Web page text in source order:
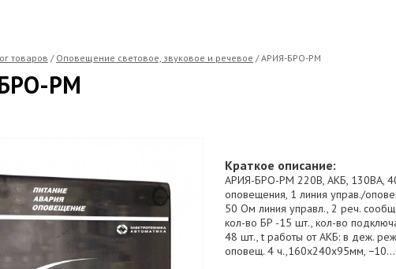
товаров / Оповещение световое, звуковое и речевое /АРИЯ-БРО-РМ
РМ
Краткое описание:
АРИЯ-БРО-РМ 220В, АКБ, 130ВА,
оповещения, 1 линия управ./
50 Ом линия управл., 2 реч.
кол-во БР -15 шт., кол-во
48 шт., t работы от АКБ: в деж.
оповещ. 4 ч.,160х240х95мм,